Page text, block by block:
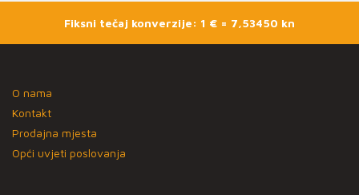
Fiksni tečaj konverzije: 1 € = 7,53450 kn
O nama
Kontakt
Prodajna mjesta
Opći uvjeti poslovanja